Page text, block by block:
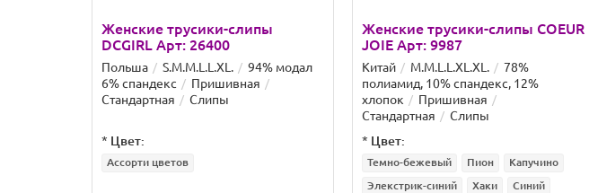
Женские трусики-слипы
DCGIRL Арт: 26400
Польша S.M.M.L.L.XL.
94% модал
6% спандекс
Пришивная
Стандартная
Слипы
* Цвет:
Ассорти цветов
Женские трусики-слипы COEUR
JOIE Арт: 9987
Китай M.M.L.L.XL.XL.
78%
полиамид, 10% спандекс, 12%
хлопок
Пришивная
Стандартная
Слипы
* Цвет:
Темно-бежевый Пион
Капучино
Элекстрик-синий
Хаки
Синий